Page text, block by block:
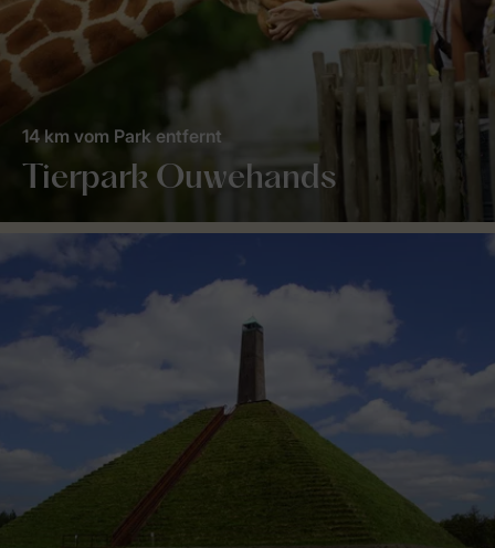
Tierpark Ouwehands
14 km vom Park entfernt